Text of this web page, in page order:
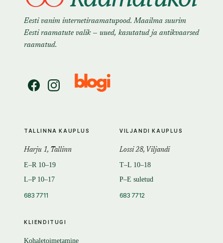
Eesti vanim internetiraamatupood. Maailma suurim
Eesti raamatute valik — uued, kasutatud ja antikvaarsed
raamatud.
KLIENDITUGI
Kohaletoimetamine
TALLINNA KAUPLUS
Harju 1, Tallinn
E–R 10–19
L–P 10–17
683 7711
VILJANDI KAUPLUS
Lossi 28, Viljandi
T–L 10–18
P–E suletud
683 7712